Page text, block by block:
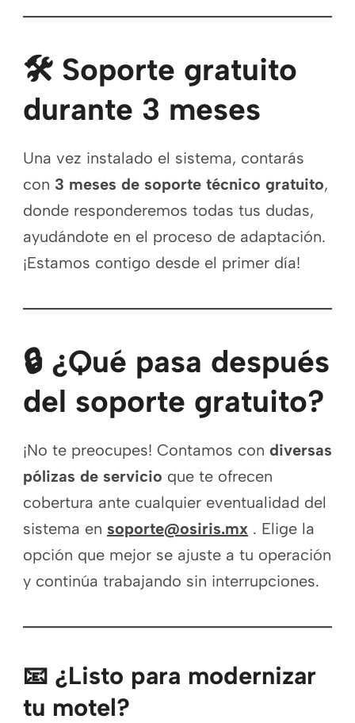
🛠️ Soporte gratuito
durante 3 meses
Una vez instalado el sistema, contarás
con 3 meses de soporte técnico gratuito,
donde responderemos todas tus dudas,
ayudándote en el proceso de adaptación.
¡Estamos contigo desde el primer día!
🔒 ¿Qué pasa después
del soporte gratuito?
¡No te preocupes! Contamos con diversas
pólizas de servicio que te ofrecen
cobertura ante cualquier eventualidad del
sistema en soporte@osiris.mx . Elige la
opción que mejor se ajuste a tu operación
y continúa trabajando sin interrupciones.
📧 ¿Listo para modernizar
tu motel?